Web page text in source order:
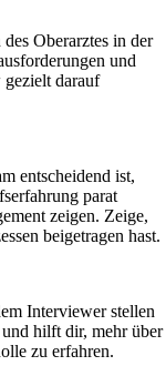
Oberarztes in der
und
darauf
entscheidend ist,
parat
zeigen. Zeige,
beigetragen hast.
Interviewer stellen
hilft dir, mehr über
zu erfahren.